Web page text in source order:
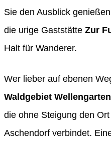
Sie den Ausblick
die urige Gaststätte Zur
Halt für Wanderer.
Wer lieber auf ebenen
Waldgebiet Wellengarten
die ohne Steigung den
Aschendorf verbindet.